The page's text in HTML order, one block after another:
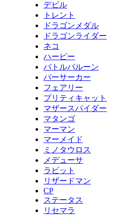
デビル
トレント
ドラゴンメダル
ドラゴンライダー
ネコ
ハーピー
バトルバルーン
バーサーカー
フェアリー
プリティキャット
マザースパイダー
マタンゴ
マーマン
マーメイド
ミノタウロス
メデューサ
ラビット
リザードマン
CP
ステータス
リセマラ